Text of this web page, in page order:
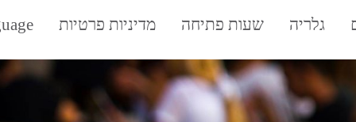
גלריה שעות פתיחה מדיניות פרטיות